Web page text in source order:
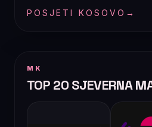
POSJETI KOSOVO →
MK
TOP 20 SJEVERNA